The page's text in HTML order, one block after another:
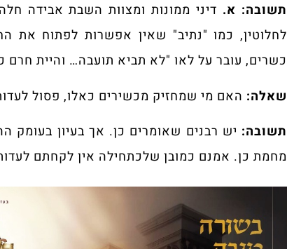
תשובה: א. דיני ממונות ומצוות השבת אבידה
לחלוטין, כמו "נתיב" שאין אפשרות לפתוח את
כשרים, עובר על לאו "לא תביא תועבה… והיית חרם
שאלה: האם מי שמחזיק מכשירים כאלו, פסול
תשובה: יש רבנים שאומרים כן. אך בעיון בעומק
מחמת כן. אמנם כמובן שלכתחילה אין לקחתם לעדות